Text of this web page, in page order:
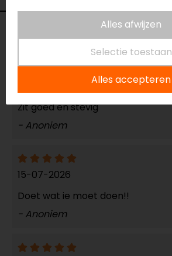
Zit goed en stevig
- Anoniem
15-07-2026
Doet wat ie moet doen!!
- Anoniem
Alles afwijzen
Selectie toestaan
Alles accepteren